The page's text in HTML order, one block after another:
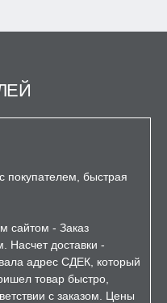
покупателем, быстрая
сайтом - Заказ
доставки -
адрес СДЕК, который
товар быстро,
с заказом. Цены